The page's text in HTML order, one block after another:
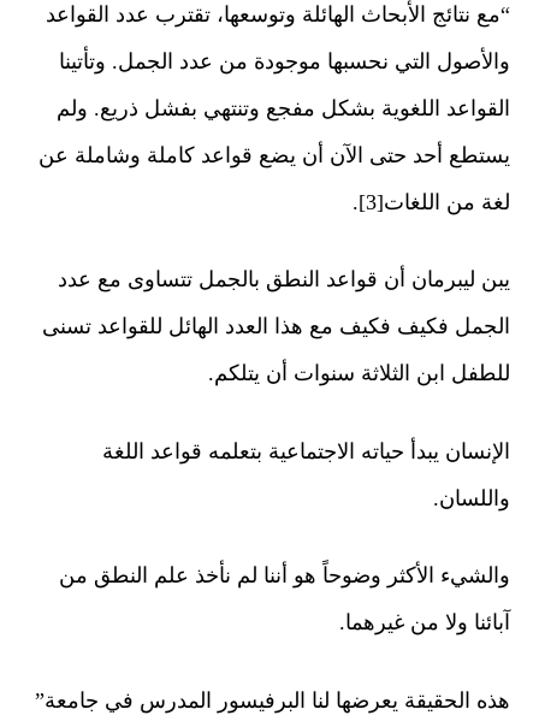
“مع نتائج الأبحاث الهائلة وتوسعها، تقترب عدد القواعد
والأصول التي نحسبها موجودة من عدد الجمل. وتأتينا
القواعد اللغوية بشكل مفجع وتنتهي بفشل ذريع. ولم
يستطع أحد حتى الآن أن يضع قواعد كاملة وشاملة عن
لغة من اللغات[3].
يبن ليبرمان أن قواعد النطق بالجمل تتساوى مع عدد
الجمل فكيف فكيف مع هذا العدد الهائل للقواعد تسنى
للطفل ابن الثلاثة سنوات أن يتلكم.
الإنسان يبدأ حياته الاجتماعية بتعلمه قواعد اللغة
واللسان.
والشيء الأكثر وضوحاً هو أننا لم نأخذ علم النطق من
آبائنا ولا من غيرهما.
هذه الحقيقة يعرضها لنا البرفيسور المدرس في جامعة”